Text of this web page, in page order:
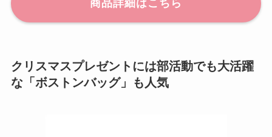
商品詳細はこちら
クリスマスプレゼントには部活動でも大活躍
な「ボストンバッグ」も人気